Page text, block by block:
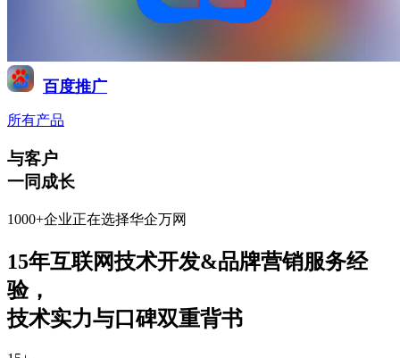
百度推广
所有产品
与客户
一同成长
1000+企业正在选择华企万网
15年互联网技术开发&品牌营销服务经
验，
技术实力与口碑双重背书